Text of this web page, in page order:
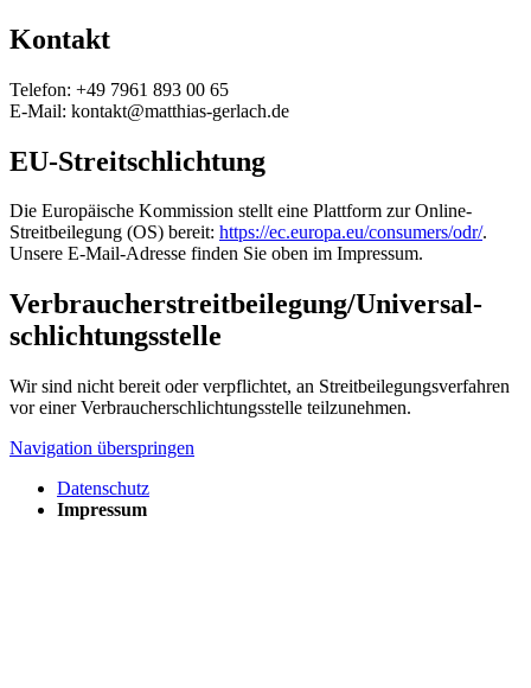
Kontakt
Telefon: +49 7961 893 00 65
E-Mail: kontakt@matthias-gerlach.de
EU-Streitschlichtung
Die Europäische Kommission stellt eine Plattform zur Online-
Streitbeilegung (OS) bereit: https://ec.europa.eu/consumers/odr/.
Unsere E-Mail-Adresse finden Sie oben im Impressum.
Verbraucher­streit­beilegung/Universal­
schlichtungs­stelle
Wir sind nicht bereit oder verpflichtet, an Streitbeilegungsverfahren
vor einer Verbraucherschlichtungsstelle teilzunehmen.
Navigation überspringen
Datenschutz
Impressum